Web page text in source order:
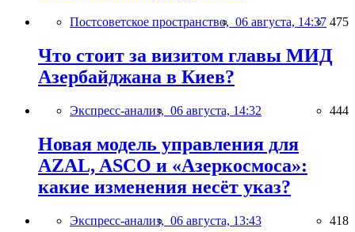
Постсоветское пространство, 06 августа, 14:37 475
Что стоит за визитом главы МИД
Азербайджана в Киев?
Экспресс-анализ, 06 августа, 14:32 444
Новая модель управления для
AZAL, ASCO и «Азеркосмоса»:
какие изменения несёт указ?
Экспресс-анализ, 06 августа, 13:43 418